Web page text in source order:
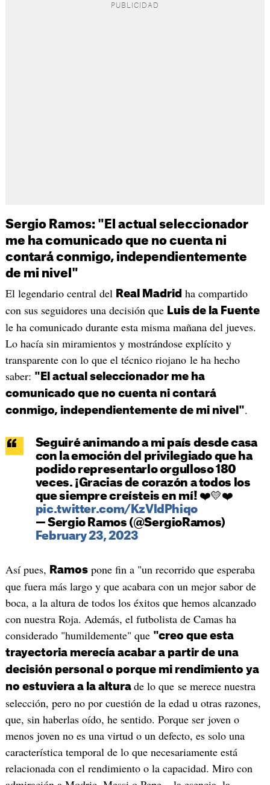
Sergio Ramos: "El actual seleccionador
me ha comunicado que no cuenta ni
contará conmigo, independientemente
de mi nivel"
El legendario central del Real Madrid ha compartido
con sus seguidores una decisión que Luis de la Fuente
le ha comunicado durante esta misma mañana del jueves.
Lo hacía sin miramientos y mostrándose explícito y
transparente con lo que el técnico riojano le ha hecho
saber: "El actual seleccionador me ha
comunicado que no cuenta ni contará
conmigo, independientemente de mi nivel".
Seguiré animando a mi país desde casa
con la emoción del privilegiado que ha
podido representarlo orgulloso 180
veces. ¡Gracias de corazón a todos los
que siempre creísteis en mí! ❤️💛❤️
pic.twitter.com/KzVldPhiqo
— Sergio Ramos (@SergioRamos)
February 23, 2023
Así pues, Ramospone fin a "un recorrido que esperaba
que fuera más largo y que acabara con un mejor sabor de
boca, a la altura de todos los éxitos que hemos alcanzado
con nuestra Roja. Además, el futbolista de Camas ha
considerado "humildemente" que "creo que esta
trayectoria merecía acabar a partir de una
decisión personal o porque mi rendimiento ya
no estuviera a la altura de lo que se merece nuestra
selección, pero no por cuestión de la edad u otras razones,
que, sin haberlas oído, he sentido. Porque ser joven o
menos joven no es una virtud o un defecto, es solo una
característica temporal de lo que necesariamente está
relacionada con el rendimiento o la capacidad. Miro con